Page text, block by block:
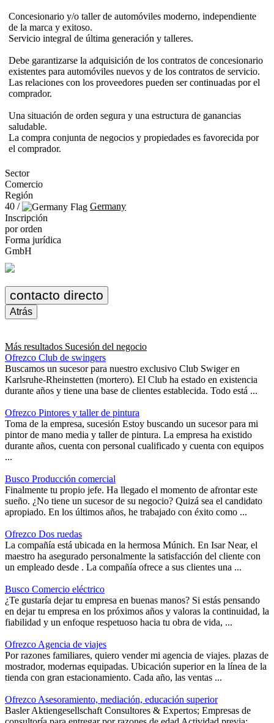
Concesionario y/o taller de automóviles moderno, independiente
de la marca y exitoso.
Servicio integral de última generación y talleres.
Debe garantizarse la adquisición de los contratos de concesionario
existentes para automóviles nuevos y de los contratos de servicio.
Las relaciones con los proveedores pueden ser continuadas por el
comprador.
Una situación de orden segura y una estructura de ganancias
saludable.
La compra conjunta de negocios y propiedades es favorecida por
el comprador.
Sector
Comercio
Región
40 /
Germany
Inscripción
por orden
Forma jurídica
GmbH
contacto directo
Atrás
Más resultados Sucesión del negocio
Ofrezco Club de swingers
Buscamos un sucesor para nuestro exclusivo Club Swiger en
Karlsruhe-Rheinstetten (mortero). El Club ha estado en existencia
durante años y tiene una base de clientes establecida. Todo está ...
Ofrezco Pintores y taller de pintura
Toma de la empresa, sucesión Estoy buscando un sucesor para mi
pintor de mano media y taller de pintura. La empresa ha existido
durante años, cuenta con personal cualificado y cuenta con equipos
...
Busco Producción comercial
Finalmente tu propio jefe. Ha llegado el momento de afrontar este
sueño. ¿No tiene un sucesor de su negocio? Quizá sea el candidato
apropiado. En los últimos años, he trabajado con éxito como ...
Ofrezco Dos ruedas
La compañía está ubicada en la hermosa Múnich. En Isar Near, el
maestro ha asegurado personalmente la satisfacción del cliente con
un empleado desde . La compañía ofrece a sus clientes una ...
Busco Comercio eléctrico
¿Te gustaría dejar tu empresa en buenas manos? Si estás pensando
en dejar tu empresa en los próximos años y valoras la continuidad, la
fiabilidad y un enfoque respetuoso hacia tu obra de vida, ...
Ofrezco Agencia de viajes
Por razones familiares, quiero vender mi agencia de viajes. plazas de
mostrador, modernas equipadas. Ubicación superior en la línea de la
tienda con gran estacionamiento. Cada año, las ventas ...
Ofrezco Asesoramiento, mediación, educación superior
Basler Aktiengesellschaft Consultores & Expertos; Empresas de